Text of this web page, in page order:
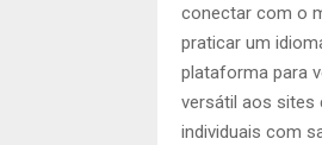
conectar com o
praticar um
plataforma para
versátil aos sites
individuais com